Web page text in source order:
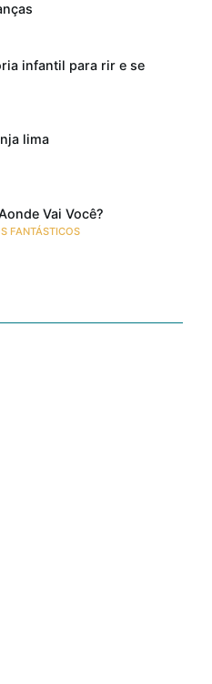
infantil para rir e se
lima
Vai Você?
FANTÁSTICOS